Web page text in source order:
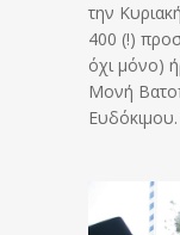
την
400 (!)
όχι μόνο)
Μονή
Ευδόκιμου.